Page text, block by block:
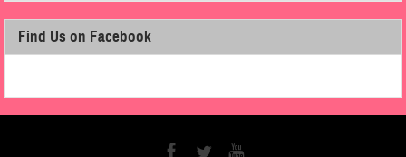
Find Us on Facebook